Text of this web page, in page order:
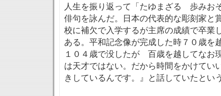
人生を振り返って「たゆまざる 歩みお
俳句を詠んだ。日本の代表的な彫刻家
校に補欠で入学するが主席の成績で卒業
ある。平和記念像が完成した時７０歳
１０４歳で没したが 百歳を越してな
は天才ではない。だから時間をかけてい
きしているんです。』と話していたとい